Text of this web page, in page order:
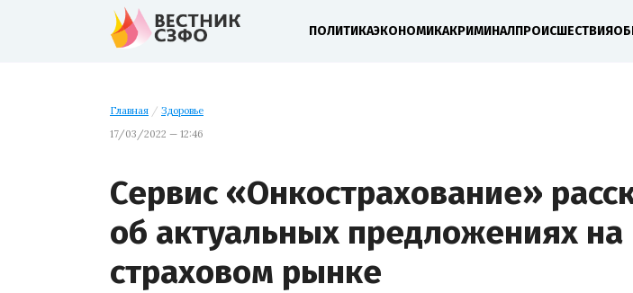
ПОЛИТИКАЭКОНОМИКАКРИМИНАЛПРОИСШЕСТВИЯ
Главная / Здоровье
17/03/2022 — 12:46
Сервис «Онкострахование»
об актуальных предложениях на
страховом рынке